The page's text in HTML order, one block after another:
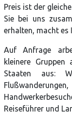
Preis ist der
Sie bei uns
erhalten, macht es
Auf Anfrage
kleinere Gruppen
Staaten aus:
Reiseführer und